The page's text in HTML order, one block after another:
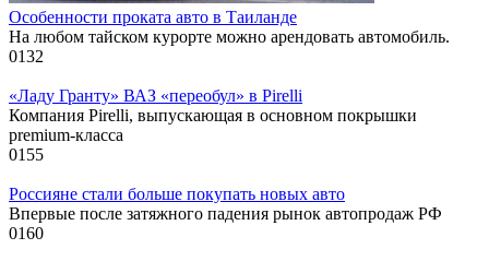
Особенности проката авто в Таиланде
На любом тайском курорте можно арендовать автомобиль.
0132
«Ладу Гранту» ВАЗ «переобул» в Pirelli
Компания Pirelli, выпускающая в основном покрышки
premium-класса
0155
Россияне стали больше покупать новых авто
Впервые после затяжного падения рынок автопродаж РФ
0160